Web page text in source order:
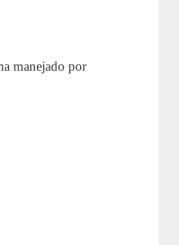
manejado por